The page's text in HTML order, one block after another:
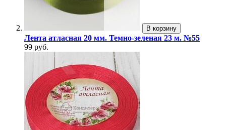
В корзину
Лента атласная 20 мм. Темно-зеленая 23 м. №55
99 руб.